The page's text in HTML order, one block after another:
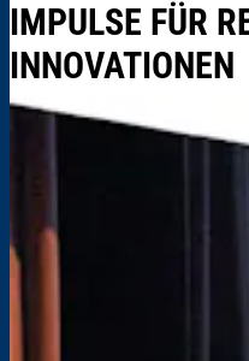
IMPULSE FÜR
INNOVATIONEN